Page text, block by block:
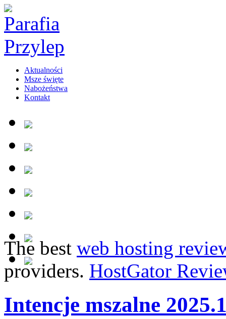
Aktualności
Msze święte
Nabożeństwa
Kontakt
The best web hosting
providers. HostGator
Intencje mszalne